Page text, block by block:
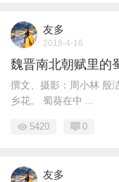
友多
2018-4-16
魏晋南北朝赋里的
撰文、摄影：周小林 殷
乡花。 蜀葵在中 ...
5420 0
友多